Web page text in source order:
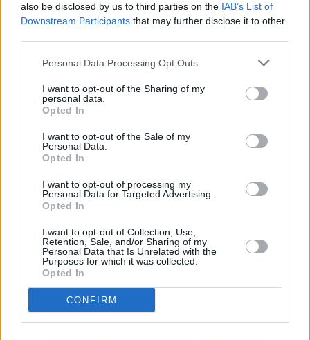
also be disclosed by us to third parties on the IAB’s List of
Downstream Participants that may further disclose it to other
Personal Data Processing Opt Outs
I want to opt-out of the Sharing of my
personal data.
Opted In
I want to opt-out of the Sale of my
Personal Data.
Opted In
I want to opt-out of processing my
Personal Data for Targeted Advertising.
Opted In
I want to opt-out of Collection, Use,
Retention, Sale, and/or Sharing of my
Personal Data that Is Unrelated with the
Purposes for which it was collected.
Opted In
CONFIRM
veistokset ja muut esineet muinaisesta Egyptistä, ja
museon suurin vetonaula on Nefertitin rintapatsas.
Neues Museum
taideteosta ja esinettä, ja museon tehtävä on kertoa
Euroopan ja Lähi-idän historiasta aina kivikaudelta
veistokset ja muut esineet muinaisesta Egyptistä, ja
museon suurin vetonaula on Nefertitin rintapatsas, joka on
on paljon muutakin merkittävää, ja tämä on hyvä museo
niille, jotka ovat kiinnostuneet vanhoista veistoksista ja
muista arkeologisista löydöistä.
Museoon on aikuisilta 12 euron pääsymaksu, ja alle 18-
vuotiaat pääsevät ilmaiseksi sisään.